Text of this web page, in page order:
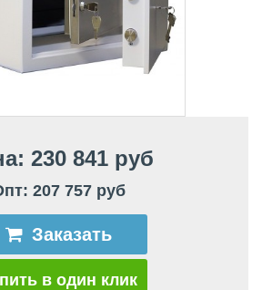
230 841 руб
207 757 руб
Заказать
в один клик